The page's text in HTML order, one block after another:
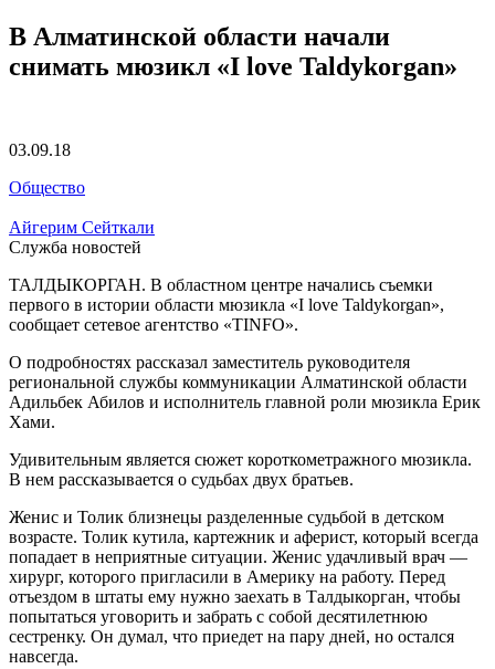
В Алматинской области начали
снимать мюзикл «I love Taldykorgan»
03.09.18
Общество
Айгерим Сейткали
Служба новостей
ТАЛДЫКОРГАН. В областном центре начались съемки
первого в истории области мюзикла «I love Taldykorgan»,
сообщает сетевое агентство «TINFO».
О подробностях рассказал заместитель руководителя
региональной службы коммуникации Алматинской области
Адильбек Абилов и исполнитель главной роли мюзикла Ерик
Хами.
Удивительным является сюжет короткометражного мюзикла.
В нем рассказывается о судьбах двух братьев.
Женис и Толик близнецы разделенные судьбой в детском
возрасте. Толик кутила, картежник и аферист, который всегда
попадает в неприятные ситуации. Женис удачливый врач —
хирург, которого пригласили в Америку на работу. Перед
отъездом в штаты ему нужно заехать в Талдыкорган, чтобы
попытаться уговорить и забрать с собой десятилетнюю
сестренку. Он думал, что приедет на пару дней, но остался
навсегда.